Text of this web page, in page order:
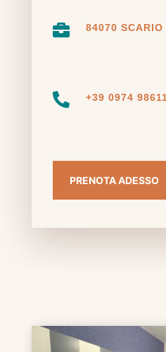
 84070 SCARIO
 +39 0974
PRENOTA ADESSO